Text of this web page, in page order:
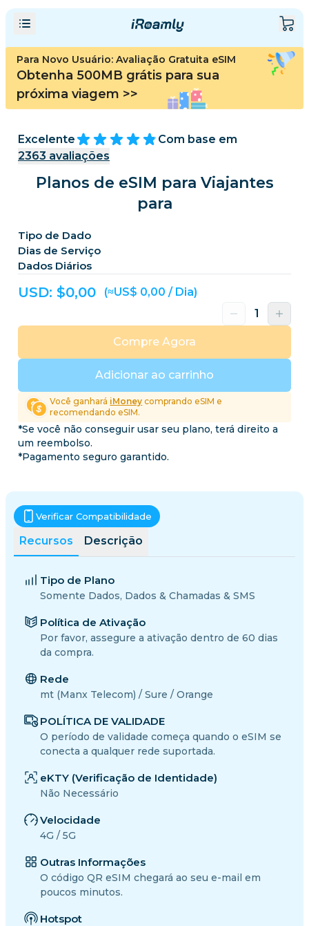
Para Novo Usuário: Avaliação Gratuita eSIM
Obtenha 500MB grátis para sua
próxima viagem >>
Excelente
Com base em
2363 avaliações
Planos de eSIM para Viajantes
para
Tipo de Dado
Dias de Serviço
Dados Diários
USD: $0,00 (≈US$ 0,00 / Dia)
Adicionar ao carrinho
Compre Agora
Você ganhará iMoney comprando eSIM e
recomendando eSIM.
*Se você não conseguir usar seu plano, terá direito a
um reembolso.
*Pagamento seguro garantido.
Recursos Descrição
Verificar Compatibilidade
Tipo de Plano
Somente Dados, Dados & Chamadas & SMS
Política de Ativação
Por favor, assegure a ativação dentro de 60 dias
da compra.
Rede
mt (Manx Telecom) / Sure / Orange
POLÍTICA DE VALIDADE
O período de validade começa quando o eSIM se
conecta a qualquer rede suportada.
eKTY (Verificação de Identidade)
Não Necessário
Velocidade
4G / 5G
Outras Informações
O código QR eSIM chegará ao seu e-mail em
poucos minutos.
Hotspot